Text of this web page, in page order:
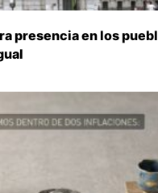
presencia en los